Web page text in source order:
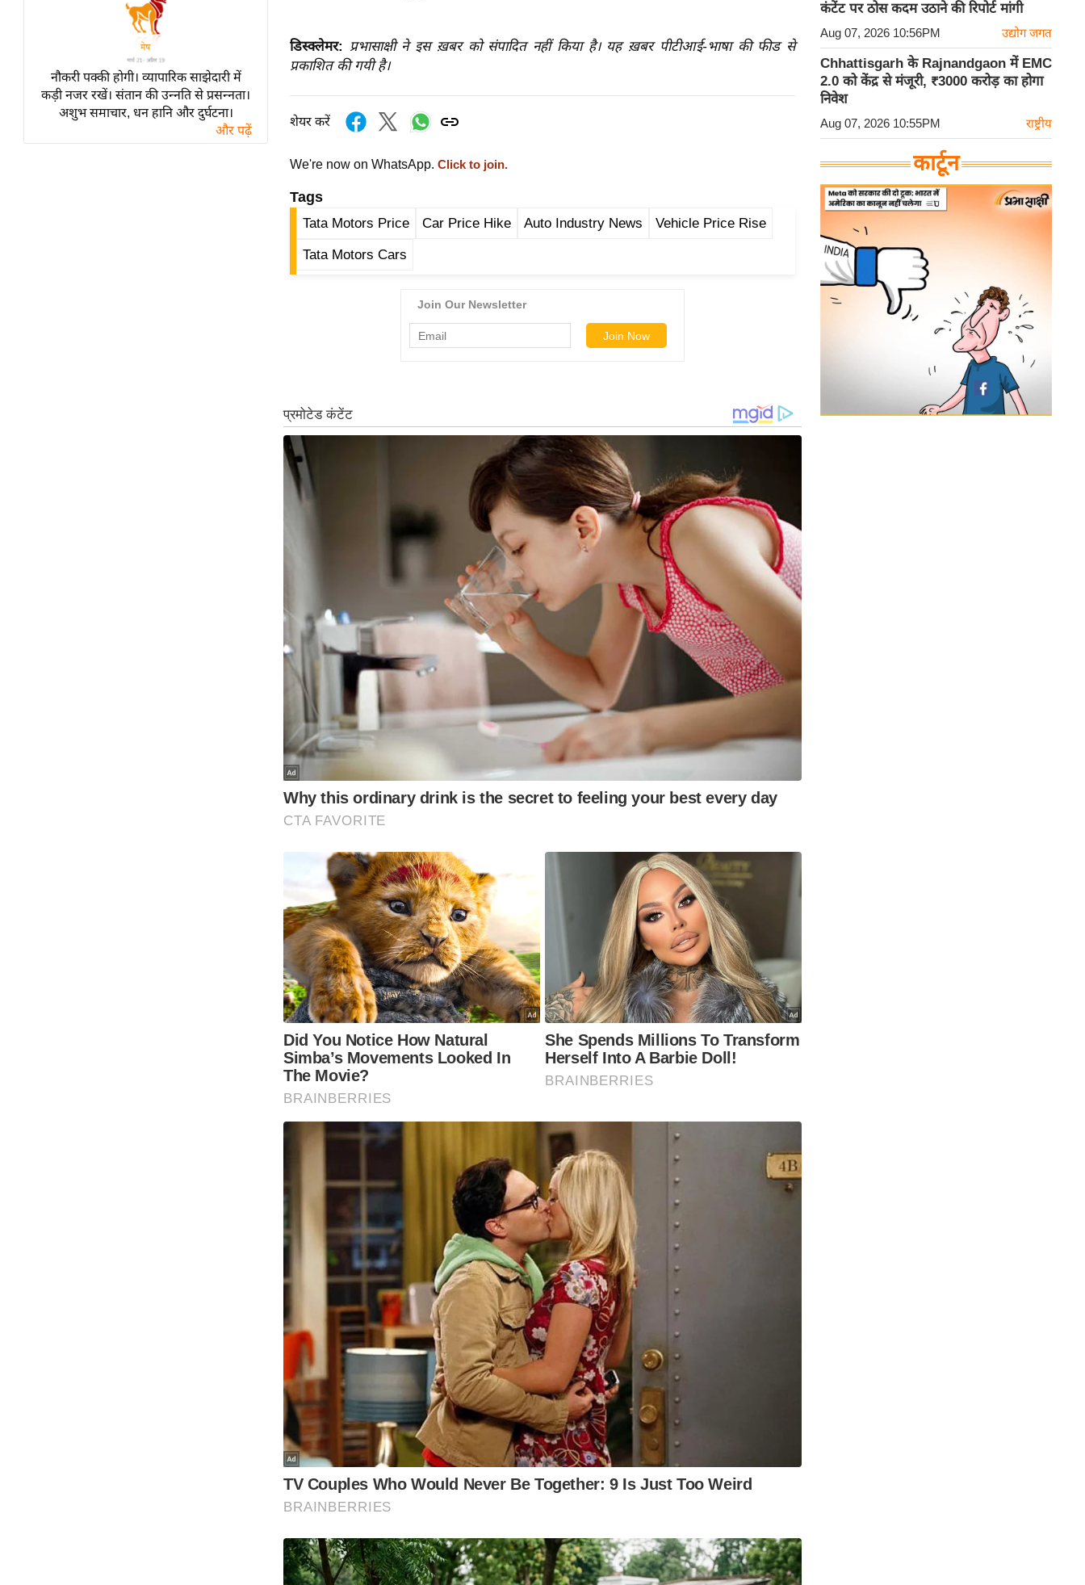
त्योहार
राशिफल
विशेष
विश्लेषण
नौकरी पक्की होगी। व्यापारिक साझेदारी में
कड़ी नजर रखें। संतान की उन्नति से प्रसन्नता।
अशुभ समाचार, धन हानि और दुर्घटना।
और पढ़ें
डिस्क्लेमर: प्रभासाक्षी ने इस ख़बर को संपादित नहीं किया है। यह ख़बर पीटीआई-भाषा की फीड से
प्रकाशित की गयी है।
शेयर करें
We're now on WhatsApp. Click to join.
Tags
Tata Motors Price Car Price Hike Auto Industry News Vehicle Price Rise
Tata Motors Cars
कंटेंट पर ठोस कदम उठाने की रिपोर्ट मांगी
Aug 07, 2026 10:56PM उद्योग जगत
Chhattisgarh के Rajnandgaon में EMC
2.0 को केंद्र से मंजूरी, ₹3000 करोड़ का होगा
निवेश
Aug 07, 2026 10:55PM राष्ट्रीय
कार्टून